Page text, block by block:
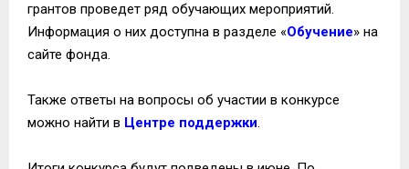
грантов проведет ряд обучающих мероприятий.
Информация о них доступна в разделе «Обучение» на
сайте фонда.
Также ответы на вопросы об участии в конкурсе
можно найти в Центре поддержки.